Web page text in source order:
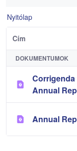
Nyitólap
Cím
DOKUMENTUMOK
Annual
Annual